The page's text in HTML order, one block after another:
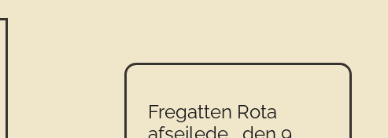
Fregatten Rota